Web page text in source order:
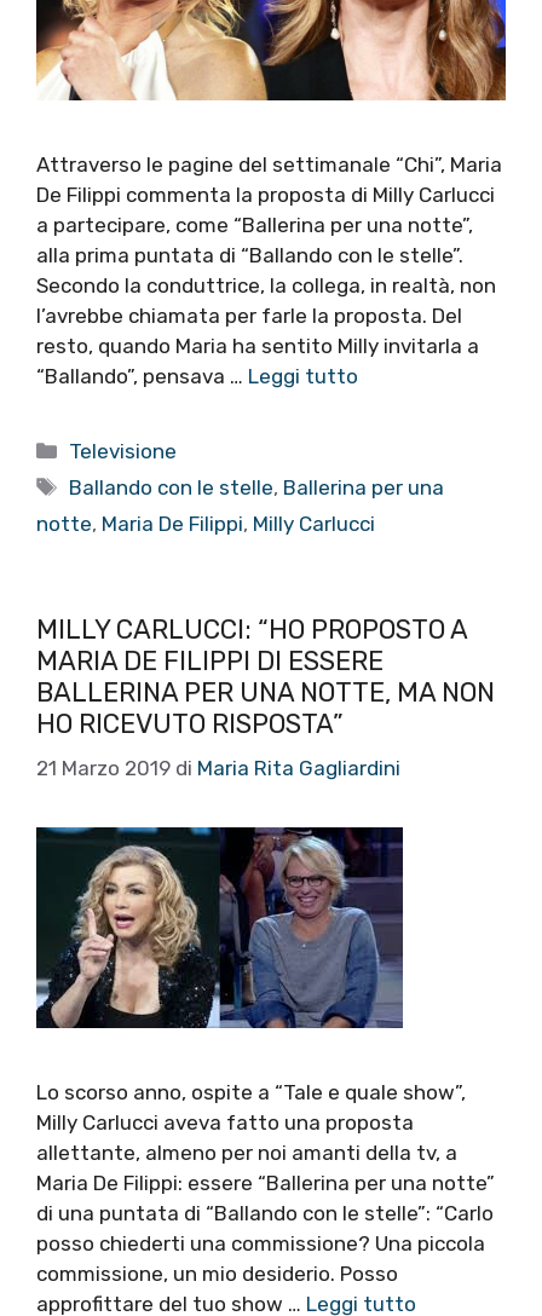
Attraverso le pagine del settimanale “Chi”, Maria
De Filippi commenta la proposta di Milly Carlucci
a partecipare, come “Ballerina per una notte”,
alla prima puntata di “Ballando con le stelle”.
Secondo la conduttrice, la collega, in realtà, non
l’avrebbe chiamata per farle la proposta. Del
resto, quando Maria ha sentito Milly invitarla a
“Ballando”, pensava … Leggi tutto
Categorie
Televisione
Tag
Ballando con le stelle, Ballerina per una
notte, Maria De Filippi, Milly Carlucci
MILLY CARLUCCI: “HO PROPOSTO A
MARIA DE FILIPPI DI ESSERE
BALLERINA PER UNA NOTTE, MA NON
HO RICEVUTO RISPOSTA”
21 Marzo 2019 di Maria Rita Gagliardini
Lo scorso anno, ospite a “Tale e quale show”,
Milly Carlucci aveva fatto una proposta
allettante, almeno per noi amanti della tv, a
Maria De Filippi: essere “Ballerina per una notte”
di una puntata di “Ballando con le stelle”: “Carlo
posso chiederti una commissione? Una piccola
commissione, un mio desiderio. Posso
approfittare del tuo show … Leggi tutto